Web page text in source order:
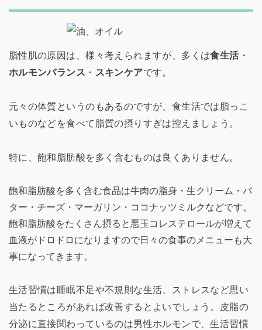
脂性肌の原因は、様々考えられますが、多くは食生活・
ホルモンバランス ・ スキンケアです。
元々の体質というのもあるのですが、食生活では脂っこ
いものなどを食べて脂質の摂りすぎは控えましょう。
特に、飽和脂肪酸を多く含むものは良くありません。
飽和脂肪酸を多く含む食品は牛肉の脂身・生クリーム・バ
ター・チーズ・マーガリン・ココナッツミルクなどです。
飽和脂肪酸をたくさん摂ると悪玉コレステロールが増えて
血液がドロドロになりますので日々の食事のメニューも大
事になってきます。
生活習慣は睡眠不足や不規則な生活、ストレスなど思い
当たるところがあれば改善するとよいでしょう。皮脂の
分泌に直接関わっているのは男性ホルモンで、生活習慣